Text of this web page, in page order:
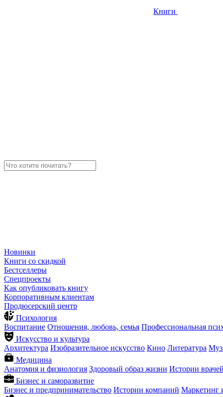
Книги
Новинки
Книги со скидкой
Бестселлеры
Спецпроекты
Как опубликовать книгу
Корпоративным клиентам
Продюсерский центр
Психология
Воспитание Отношения, любовь, семья Профессиональная
Искусство и культура
Архитектура Изобразительное искусство Кино Литература
Медицина
Анатомия и физиология Здоровый образ жизни Истории
Бизнес и саморазвитие
Бизнес и предпринимательство Истории компаний Маркетинг